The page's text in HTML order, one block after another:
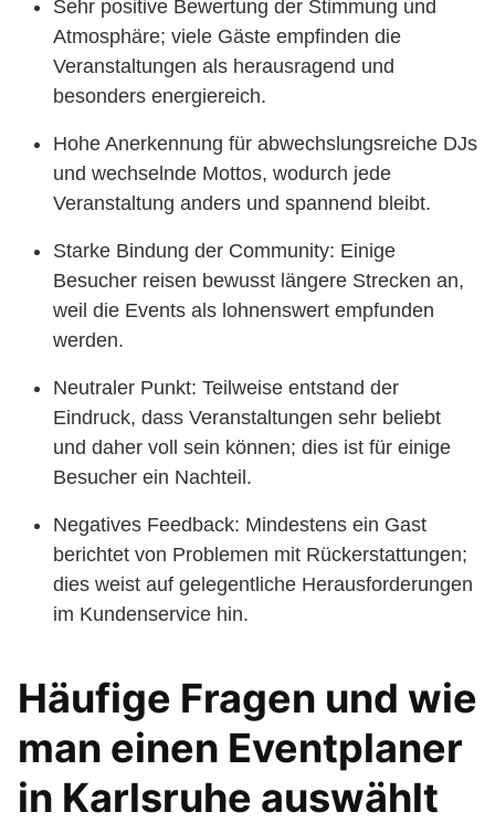
Sehr positive Bewertung der Stimmung und
Atmosphäre; viele Gäste empfinden die
Veranstaltungen als herausragend und
besonders energiereich.
Hohe Anerkennung für abwechslungsreiche DJs
und wechselnde Mottos, wodurch jede
Veranstaltung anders und spannend bleibt.
Starke Bindung der Community: Einige
Besucher reisen bewusst längere Strecken an,
weil die Events als lohnenswert empfunden
werden.
Neutraler Punkt: Teilweise entstand der
Eindruck, dass Veranstaltungen sehr beliebt
und daher voll sein können; dies ist für einige
Besucher ein Nachteil.
Negatives Feedback: Mindestens ein Gast
berichtet von Problemen mit Rückerstattungen;
dies weist auf gelegentliche Herausforderungen
im Kundenservice hin.
Häufige Fragen und wie
man einen Eventplaner
in Karlsruhe auswählt